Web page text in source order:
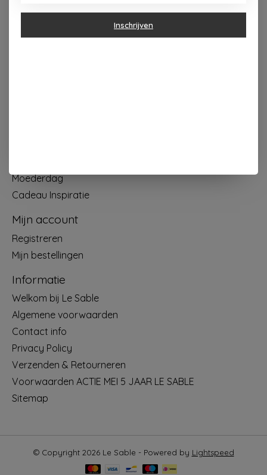
Moederdag
Cadeau Inspiratie
Mijn account
Registreren
Mijn bestellingen
Informatie
Welkom bij Le Sable
Algemene voorwaarden
Contact info
Privacy Policy
Verzenden & Retourneren
Voorwaarden ACTIE MEI 5 JAAR LE SABLE
Sitemap
© Copyright 2026 Le Sable - Powered by Lightspeed
Inschrijven